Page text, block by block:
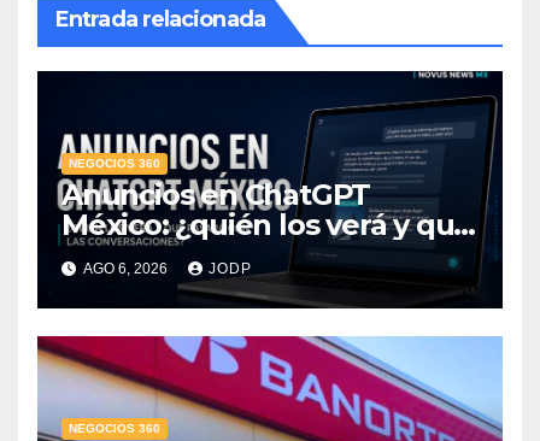
Entrada relacionada
NEGOCIOS 360
Anuncios en ChatGPT
México: ¿quién los verá y qué
pasará con las
conversaciones?
AGO 6, 2026 JODP
NEGOCIOS 360